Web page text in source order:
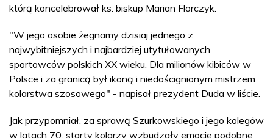
którą koncelebrował ks. biskup Marian Florczyk.
"W jego osobie żegnamy dzisiaj jednego z
najwybitniejszych i najbardziej utytułowanych
sportowców polskich XX wieku. Dla milionów kibiców w
Polsce i za granicą był ikoną i niedoścignionym mistrzem
kolarstwa szosowego" - napisał prezydent Duda w liście.
Jak przypomniał, za sprawą Szurkowskiego i jego kolegów
w latach 70. starty kolarzy wzbudzały emocje podobne